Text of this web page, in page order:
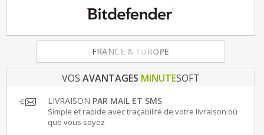
FRANCE & EUROPE
VOS AVANTAGES MINUTESOFT
LIVRAISON PAR MAIL ET SMS
Simple et rapide avec traçabilité de votre livraison où
que vous soyez